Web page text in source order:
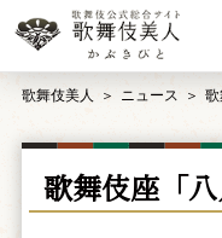
歌舞伎美人 ニュース
歌舞伎座「